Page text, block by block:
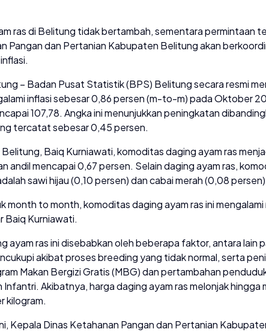
ras di Belitung tidak bertambah, sementara permintaan
Pangan dan Pertanian Kabupaten Belitung akan
– Badan Pusat Statistik (BPS) Belitung secara resmi
inflasi sebesar 0,86 persen (m-to-m) pada Oktober
107,78. Angka ini menunjukkan peningkatan
tercatat sebesar 0,45 persen.
Baiq Kurniawati, komoditas daging ayam ras
andil mencapai 0,67 persen. Selain daging ayam ras,
sawi hijau (0,10 persen) dan cabai merah (0,08
month to month, komoditas daging ayam ras ini
Baiq Kurniawati.
ayam ras ini disebabkan oleh beberapa faktor, antara lain
akibat proses breeding yang tidak normal, serta
Makan Bergizi Gratis (MBG) dan pertambahan
Akibatnya, harga daging ayam ras melonjak
kilogram.
Kepala Dinas Ketahanan Pangan dan Pertanian